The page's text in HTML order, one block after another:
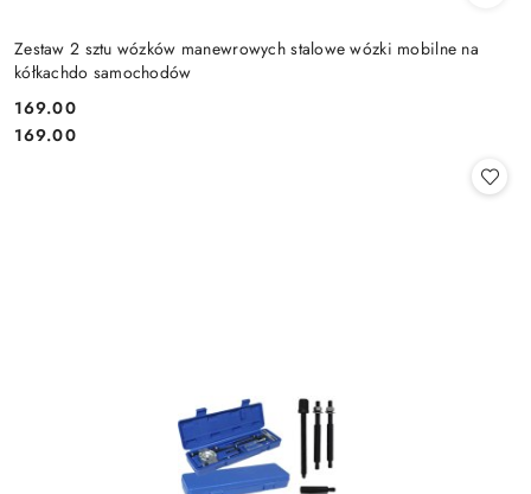
Zestaw 2 sztu wózków manewrowych stalowe wózki mobilne na
kółkachdo samochodów
Cena:
169.00
Cena:
169.00